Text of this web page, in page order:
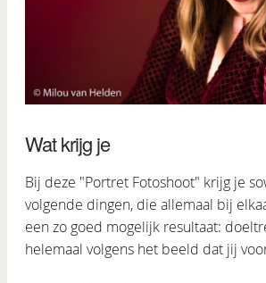
Wat krijg je
Bij deze "Portret Fotoshoot" krijg je
volgende dingen, die allemaal bij
een zo goed mogelijk resultaat:
helemaal volgens het beeld dat jij